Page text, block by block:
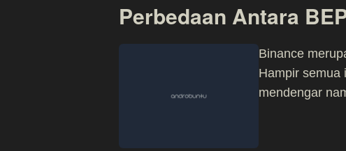
Perbedaan Antara
Binance
Hampir semua
mendengar